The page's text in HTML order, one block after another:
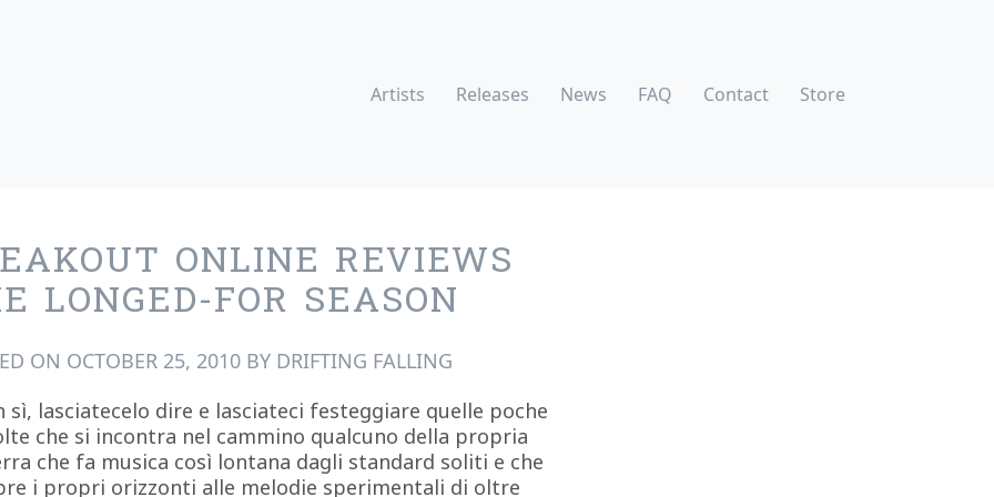
Artists Releases News FAQ Contact Store
ONLINE REVIEWS
LONGED-FOR SEASON
ON OCTOBER 25, 2010 BY DRIFTING FALLING
sì, lasciatecelo dire e lasciateci festeggiare quelle poche
che si incontra nel cammino qualcuno della propria
che fa musica così lontana dagli standard soliti e che
i propri orizzonti alle melodie sperimentali di oltre